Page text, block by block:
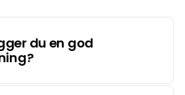
du en god